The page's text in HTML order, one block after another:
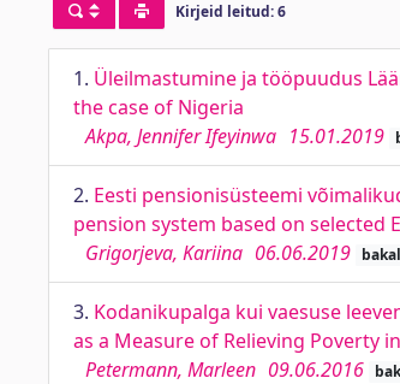
Kirjeid leitud: 6
1. Üleilmastumine ja tööpuudus
the case of Nigeria
Akpa, Jennifer Ifeyinwa 15.01.2019
2. Eesti pensionisüsteemi
pension system based on selected
Grigorjeva, Kariina 06.06.2019
3. Kodanikupalga kui vaesuse
as a Measure of Relieving Poverty
Petermann, Marleen 09.06.2016